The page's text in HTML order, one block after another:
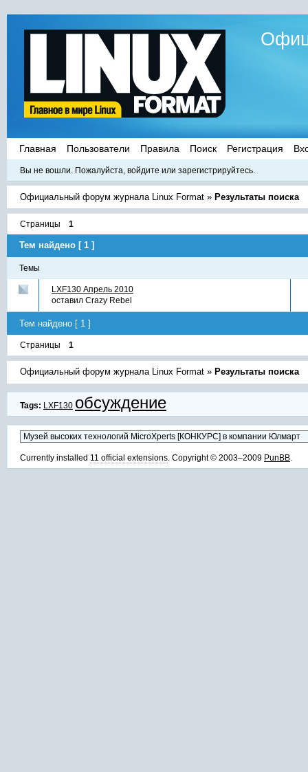
Главная Пользователи Правила Поиск Регистрация
Вы не вошли. Пожалуйста, войдите или зарегистрируйтесь.
Официальный форум журнала Linux Format » Результаты поиска
Страницы 1
Тем найдено [ 1 ]
Темы
LXF130 Апрель 2010
оставил Crazy Rebel
Тем найдено [ 1 ]
Страницы 1
Официальный форум журнала Linux Format » Результаты поиска
Tags: LXF130 обсуждение
Currently installed 11 official extensions. Copyright © 2003–2009 PunBB.